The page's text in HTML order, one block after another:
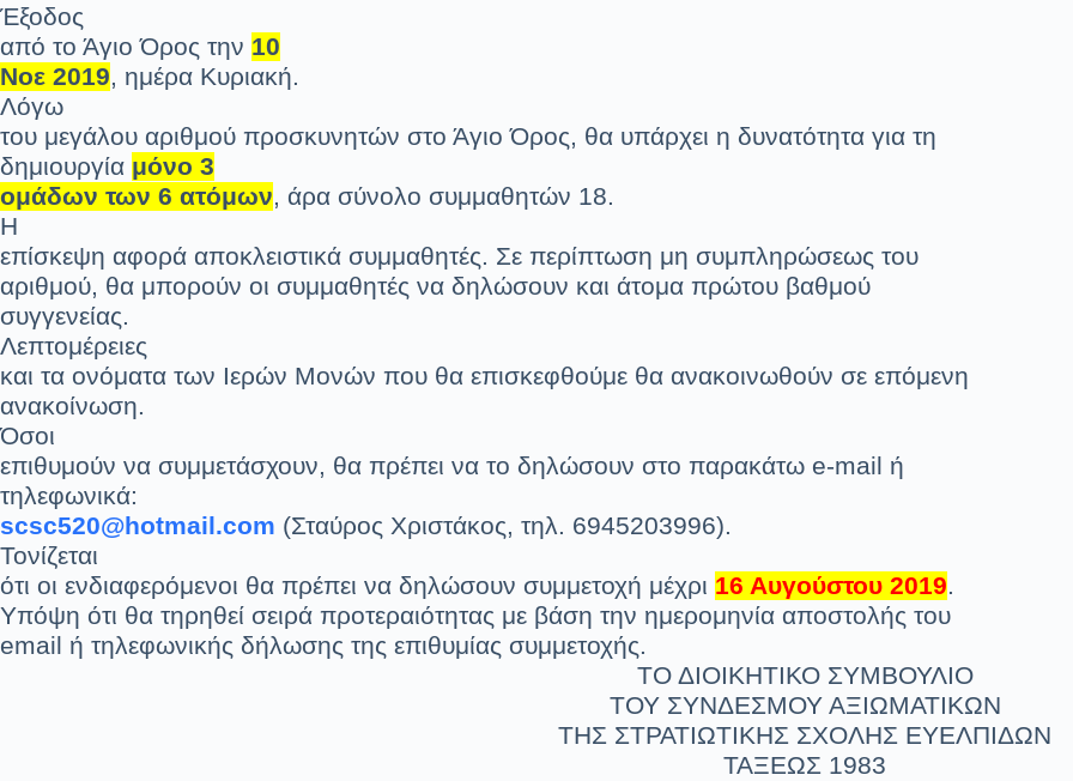
Έξοδος
από το Άγιο Όρος την 10
Νοε 2019, ημέρα Κυριακή.
Λόγω
του μεγάλου αριθμού προσκυνητών στο Άγιο Όρος, θα υπάρχει η δυνατότητα για τη
δημιουργία μόνο 3
ομάδων των 6 ατόμων, άρα σύνολο συμμαθητών 18.
Η
επίσκεψη αφορά αποκλειστικά συμμαθητές. Σε περίπτωση μη συμπληρώσεως του
αριθμού, θα μπορούν οι συμμαθητές να δηλώσουν και άτομα πρώτου βαθμού
συγγενείας.
Λεπτομέρειες
και τα ονόματα των Ιερών Μονών που θα επισκεφθούμε θα ανακοινωθούν σε επόμενη
ανακοίνωση.
Όσοι
επιθυμούν να συμμετάσχουν, θα πρέπει να το δηλώσουν στο παρακάτω e-mail ή
τηλεφωνικά:
scsc520@hotmail.com (Σταύρος Χριστάκος, τηλ. 6945203996).
Τονίζεται
ότι οι ενδιαφερόμενοι θα πρέπει να δηλώσουν συμμετοχή μέχρι 16 Αυγούστου 2019.
Υπόψη ότι θα τηρηθεί σειρά προτεραιότητας με βάση την ημερομηνία αποστολής του
email ή τηλεφωνικής δήλωσης της επιθυμίας συμμετοχής.
ΤΟ ΔΙΟΙΚΗΤΙΚΟ ΣΥΜΒΟΥΛΙΟ
ΤΟΥ ΣΥΝΔΕΣΜΟΥ ΑΞΙΩΜΑΤΙΚΩΝ
ΤΗΣ ΣΤΡΑΤΙΩΤΙΚΗΣ ΣΧΟΛΗΣ ΕΥΕΛΠΙΔΩΝ
ΤΑΞΕΩΣ 1983